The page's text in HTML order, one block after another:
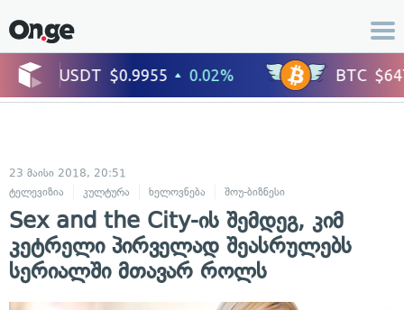
23 მაისი 2018, 20:51
ტელევიზია
კულტურა ხელოვნება შოუ-ბიზნესი
Sex and the City-ის შემდეგ, კიმ
კეტრელი პირველად შეასრულებს
სერიალში მთავარ როლს